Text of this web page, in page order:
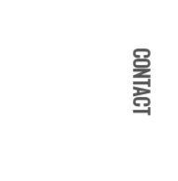
CONTACT